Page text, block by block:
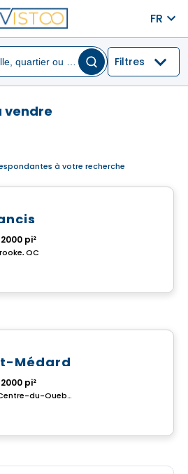
FR
Filtres
vendre
à votre recherche
pi²
QC
Médard
pi²
A-32, rue Saint-Médard, Centre-du-Quebec, QC